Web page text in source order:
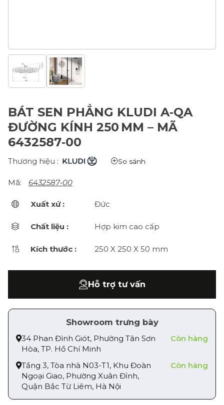
BÁT SEN PHẲNG KLUDI A‑QA
ĐƯỜNG KÍNH 250 MM – MÃ
6432587‑00
Thương hiệu : So sánh
Mã: 6432587‑00
Xuất xứ : Đức
Chất liệu : Hợp kim cao cấp
Kích thước : 250 X 250 X 50 mm
Hỗ trợ tư vấn
Showroom trưng bày
34 Phan Đình Giót, Phường Tân Sơn
Hòa, TP. Hồ Chí Minh
Còn hàng
Tầng 3, Tòa nhà N03-T1, Khu Đoàn
Ngoại Giao, Phường Xuân Đỉnh,
Quận Bắc Từ Liêm, Hà Nội
Còn hàng